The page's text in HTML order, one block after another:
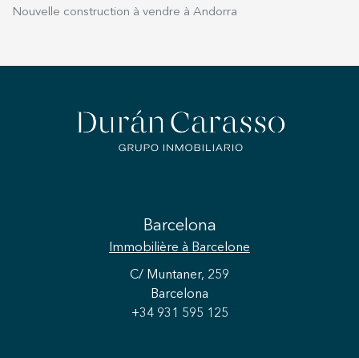
Nouvelle construction à vendre à Andorra
Barcelona
Immobilière à Barcelone
C/ Muntaner, 259
Barcelona
+34 931 595 125